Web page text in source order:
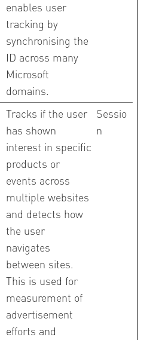
enables user
tracking by
synchronising the
ID across many
Microsoft
domains.
Tracks if the user
has shown
interest in specific
products or
events across
multiple websites
and detects how
the user
navigates
between sites.
This is used for
measurement of
advertisement
efforts and
Sessio
n